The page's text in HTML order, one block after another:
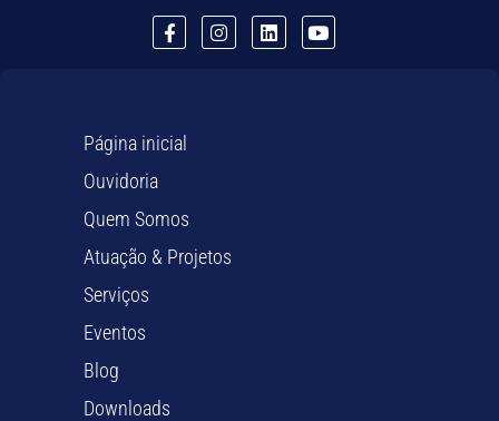
Página inicial
Ouvidoria
Quem Somos
Atuação & Projetos
Serviços
Eventos
Blog
Downloads